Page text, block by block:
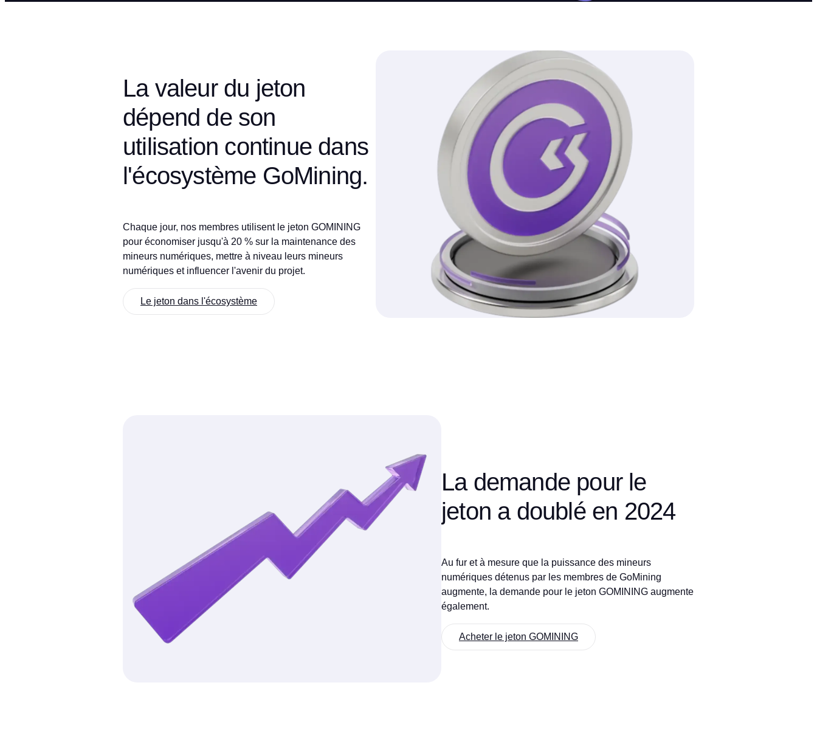
La valeur du jeton
dépend de son
utilisation continue dans
l'écosystème GoMining.
Chaque jour, nos membres utilisent le jeton GOMINING
pour économiser jusqu'à 20 % sur la maintenance des
mineurs numériques, mettre à niveau leurs mineurs
numériques et influencer l'avenir du projet.
Le jeton dans l'écosystème
La demande pour le
jeton a doublé en 2024
Au fur et à mesure que la puissance des mineurs
numériques détenus par les membres de GoMining
augmente, la demande pour le jeton GOMINING augmente
également.
Acheter le jeton GOMINING